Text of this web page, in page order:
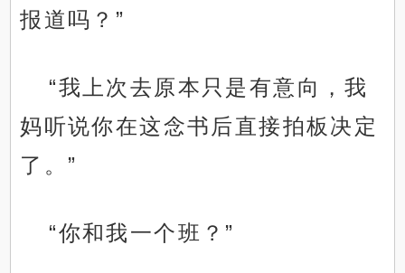
报道吗？”
“我上次去原本只是有意向，我
妈听说你在这念书后直接拍板决定
了。”
“你和我一个班？”